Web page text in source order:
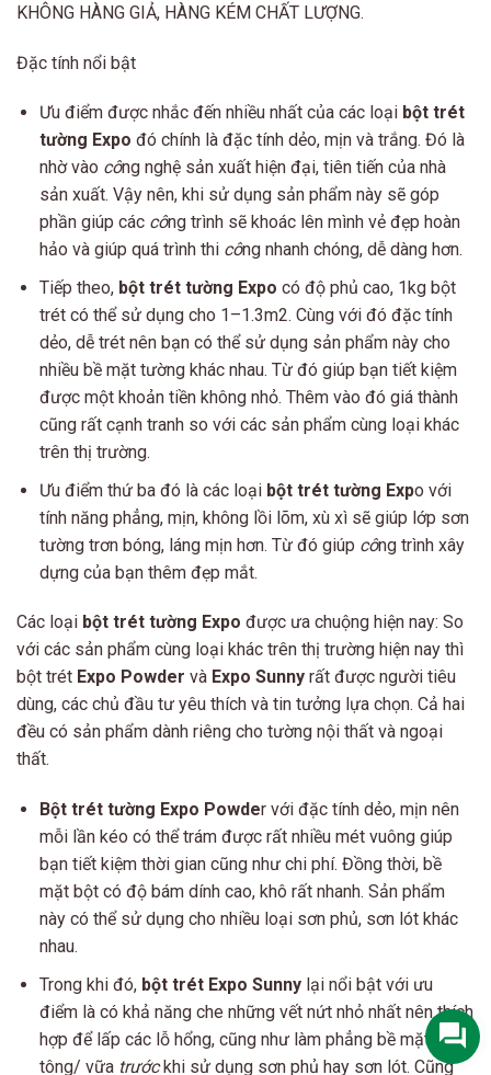
KHÔNG HÀNG GIẢ, HÀNG KÉM CHẤT LƯỢNG.
Đặc tính nổi bật
Ưu điểm được nhắc đến nhiều nhất của các loại bột trét
tường Expo đó chính là đặc tính dẻo, mịn và trắng. Đó là
nhờ vào công nghệ sản xuất hiện đại, tiên tiến của nhà
sản xuất. Vậy nên, khi sử dụng sản phẩm này sẽ góp
phần giúp các công trình sẽ khoác lên mình vẻ đẹp hoàn
hảo và giúp quá trình thi công nhanh chóng, dễ dàng hơn.
Tiếp theo, bột trét tường Expo có độ phủ cao, 1kg bột
trét có thể sử dụng cho 1–1.3m2. Cùng với đó đặc tính
dẻo, dễ trét nên bạn có thể sử dụng sản phẩm này cho
nhiều bề mặt tường khác nhau. Từ đó giúp bạn tiết kiệm
được một khoản tiền không nhỏ. Thêm vào đó giá thành
cũng rất cạnh tranh so với các sản phẩm cùng loại khác
trên thị trường.
Ưu điểm thứ ba đó là các loại bột trét tường Expo với
tính năng phẳng, mịn, không lồi lõm, xù xì sẽ giúp lớp sơn
tường trơn bóng, láng mịn hơn. Từ đó giúp công trình xây
dựng của bạn thêm đẹp mắt.
Các loại bột trét tường Expo được ưa chuộng hiện nay: So
với các sản phẩm cùng loại khác trên thị trường hiện nay thì
bột trét Expo Powder và Expo Sunny rất được người tiêu
dùng, các chủ đầu tư yêu thích và tin tưởng lựa chọn. Cả hai
đều có sản phẩm dành riêng cho tường nội thất và ngoại
thất.
Bột trét tường Expo Powder với đặc tính dẻo, mịn nên
mỗi lần kéo có thể trám được rất nhiều mét vuông giúp
bạn tiết kiệm thời gian cũng như chi phí. Đồng thời, bề
mặt bột có độ bám dính cao, khô rất nhanh. Sản phẩm
này có thể sử dụng cho nhiều loại sơn phủ, sơn lót khác
nhau.
Trong khi đó, bột trét Expo Sunnylại nổi bật với ưu
điểm là có khả năng che những vết nứt nhỏ nhất nên thích
hợp để lấp các lỗ hổng, cũng như làm phẳng bề mặt bê
tông/ vữa trướckhi sử dụng sơn phủ hay sơn lót. Cũng